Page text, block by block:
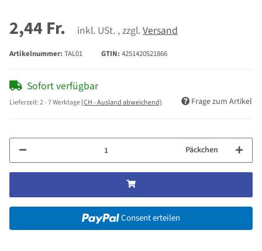
2,44 Fr. inkl. USt. , zzgl. Versand
Artikelnummer: TAL01 GTIN: 4251420521866
Sofort verfügbar
Lieferzeit:2 - 7 Werktage(CH - Ausland abweichend) Frage zum Artikel
Päckchen
Consent erteilen